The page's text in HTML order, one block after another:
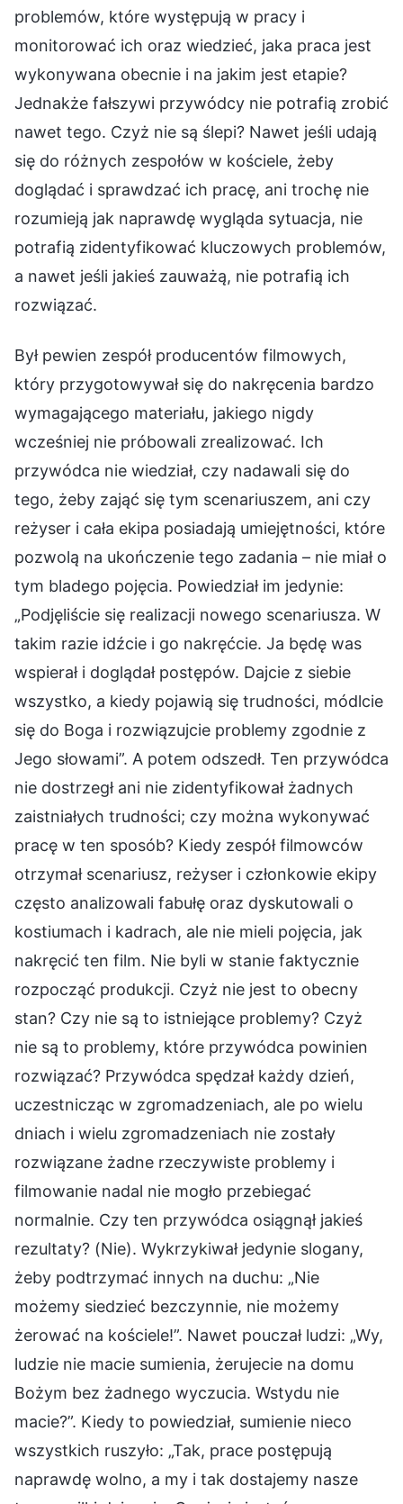
problemów, które występują w pracy i
monitorować ich oraz wiedzieć, jaka praca jest
wykonywana obecnie i na jakim jest etapie?
Jednakże fałszywi przywódcy nie potrafią zrobić
nawet tego. Czyż nie są ślepi? Nawet jeśli udają
się do różnych zespołów w kościele, żeby
doglądać i sprawdzać ich pracę, ani trochę nie
rozumieją jak naprawdę wygląda sytuacja, nie
potrafią zidentyfikować kluczowych problemów,
a nawet jeśli jakieś zauważą, nie potrafią ich
rozwiązać.
Był pewien zespół producentów filmowych,
który przygotowywał się do nakręcenia bardzo
wymagającego materiału, jakiego nigdy
wcześniej nie próbowali zrealizować. Ich
przywódca nie wiedział, czy nadawali się do
tego, żeby zająć się tym scenariuszem, ani czy
reżyser i cała ekipa posiadają umiejętności, które
pozwolą na ukończenie tego zadania – nie miał o
tym bladego pojęcia. Powiedział im jedynie:
„Podjęliście się realizacji nowego scenariusza. W
takim razie idźcie i go nakręćcie. Ja będę was
wspierał i doglądał postępów. Dajcie z siebie
wszystko, a kiedy pojawią się trudności, módlcie
się do Boga i rozwiązujcie problemy zgodnie z
Jego słowami”. A potem odszedł. Ten przywódca
nie dostrzegł ani nie zidentyfikował żadnych
zaistniałych trudności; czy można wykonywać
pracę w ten sposób? Kiedy zespół filmowców
otrzymał scenariusz, reżyser i członkowie ekipy
często analizowali fabułę oraz dyskutowali o
kostiumach i kadrach, ale nie mieli pojęcia, jak
nakręcić ten film. Nie byli w stanie faktycznie
rozpocząć produkcji. Czyż nie jest to obecny
stan? Czy nie są to istniejące problemy? Czyż
nie są to problemy, które przywódca powinien
rozwiązać? Przywódca spędzał każdy dzień,
uczestnicząc w zgromadzeniach, ale po wielu
dniach i wielu zgromadzeniach nie zostały
rozwiązane żadne rzeczywiste problemy i
filmowanie nadal nie mogło przebiegać
normalnie. Czy ten przywódca osiągnął jakieś
rezultaty? (Nie). Wykrzykiwał jedynie slogany,
żeby podtrzymać innych na duchu: „Nie
możemy siedzieć bezczynnie, nie możemy
żerować na kościele!”. Nawet pouczał ludzi: „Wy,
ludzie nie macie sumienia, żerujecie na domu
Bożym bez żadnego wyczucia. Wstydu nie
macie?”. Kiedy to powiedział, sumienie nieco
wszystkich ruszyło: „Tak, prace postępują
naprawdę wolno, a my i tak dostajemy nasze